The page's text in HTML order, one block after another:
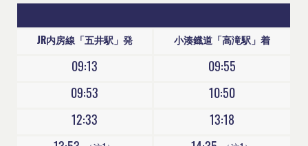
JR内房線「五井駅」発 小湊鐡道「高滝駅」着
09:13 09:55
09:53 10:50
12:33 13:18